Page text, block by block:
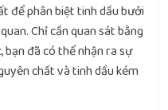
để phân biệt tinh dầu bưởi
Chỉ cần quan sát bằng
bạn đã có thể nhận ra sự
chất và tinh dầu kém